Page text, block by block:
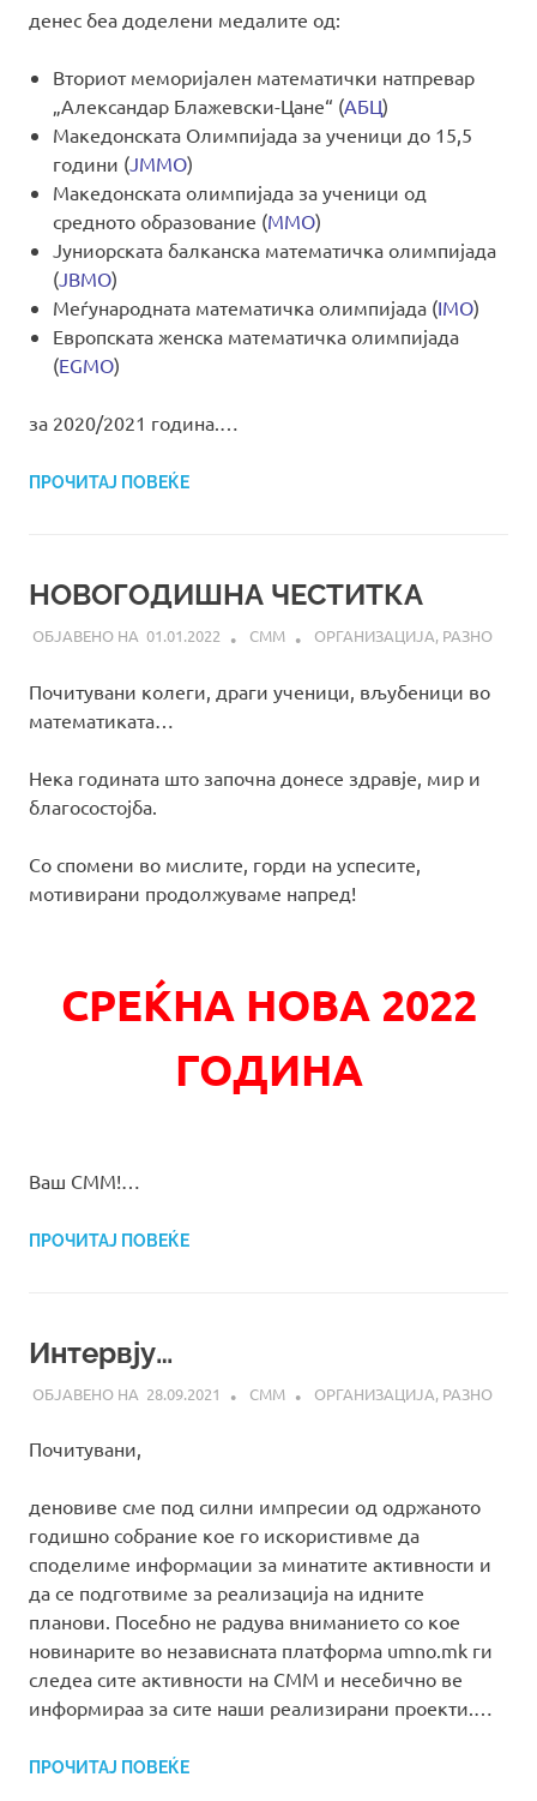
денес беа доделени медалите од:
Вториот меморијален математички натпревар
„Александар Блажевски-Цане“ (АБЦ)
Македонската Олимпијада за ученици до 15,5
години ( ЈММО)
Македонската олимпијада за ученици од
средното образование (ММО)
Јуниорската балканска математичка олимпијада
( JBMO)
Меѓународната математичка олимпијада (IMO)
Европската женска математичка олимпијада
(EGMO)
за 2020/2021 година.…
ПРОЧИТАЈ ПОВЕЌЕ
НОВОГОДИШНА ЧЕСТИТКА
01.01.2022 СММ ОРГАНИЗАЦИЈА, РАЗНО
Почитувани колеги, драги ученици, вљубеници во
математиката…
Нека годината што започна донесе здравје, мир и
благосостојба.
Со спомени во мислите, горди на успесите,
мотивирани продолжуваме напред!
СРЕЌНА НОВА 2022
ГОДИНА
Ваш СММ!…
ПРОЧИТАЈ ПОВЕЌЕ
Интервју…
28.09.2021 СММ ОРГАНИЗАЦИЈА, РАЗНО
Почитувани,
деновиве сме под силни импресии од одржаното
годишно собрание кое го искористивме да
споделиме информации за минатите активности и
да се подготвиме за реализација на идните
планови. Посебно не радува вниманието со кое
новинарите во независната платформа umno.mk ги
следеа сите активности на СММ и несебично ве
информираа за сите наши реализирани проекти.…
ПРОЧИТАЈ ПОВЕЌЕ